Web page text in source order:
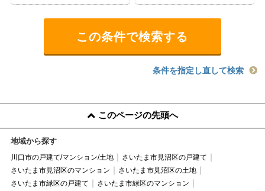
条件を指定し直して検索
このページの先頭へ
地域から探す
川口市の戸建て/マンション/土地
さいたま市見沼区の戸建て
さいたま市見沼区のマンション
さいたま市見沼区の土地
さいたま市緑区の戸建て
さいたま市緑区のマンション